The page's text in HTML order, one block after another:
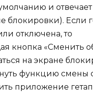
и отвечает
блокировки). Если
отключена, то
кнопка «Сменить
на экране
функцию смены
приложение